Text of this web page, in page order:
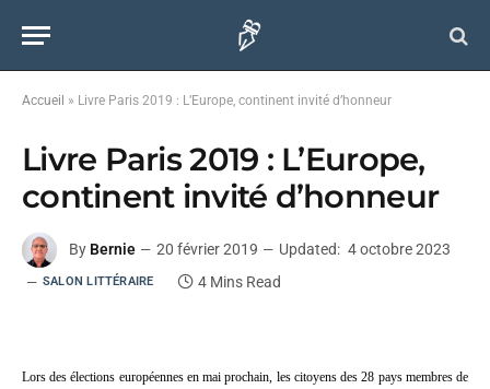
Accueil » Livre Paris 2019 : L’Europe, continent invité d’honneur
Livre Paris 2019 : L’Europe,
continent invité d’honneur
By Bernie 20 février 2019 Updated: 4 octobre 2023
SALON LITTÉRAIRE 4 Mins Read
Lors des élections européennes en mai prochain, les citoyens des 28 pays membres de